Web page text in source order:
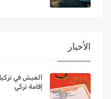
الأخبار
العيش في
إقامة تركي